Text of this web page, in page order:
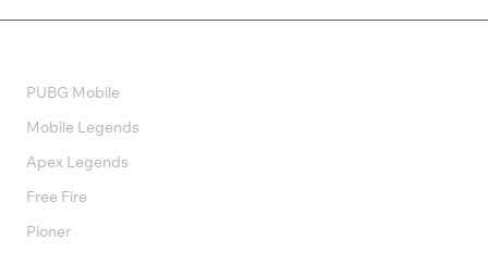
PUBG Mobile
Mobile Legends
Apex Legends
Free Fire
Pioner